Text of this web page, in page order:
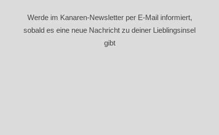
Werde im Kanaren-Newsletter per E-Mail informiert,
sobald es eine neue Nachricht zu deiner Lieblingsinsel
gibt